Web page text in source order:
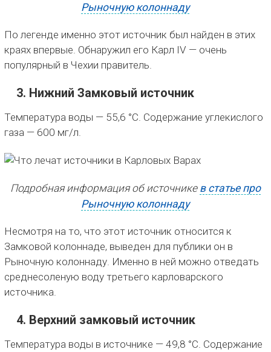
Рыночную колоннаду
По легенде именно этот источник был найден в этих
краях впервые. Обнаружил его Карл IV — очень
популярный в Чехии правитель.
3. Нижний Замковый источник
Температура воды — 55,6 °C. Содержание углекислого
газа — 600 мг/л.
Подробная информация об источнике в статье про
Рыночную колоннаду
Несмотря на то, что этот источник относится к
Замковой колоннаде, выведен для публики он в
Рыночную колоннаду. Именно в ней можно отведать
среднесоленую воду третьего карловарского
источника.
4. Верхний замковый источник
Температура воды в источнике — 49,8 °C. Содержание